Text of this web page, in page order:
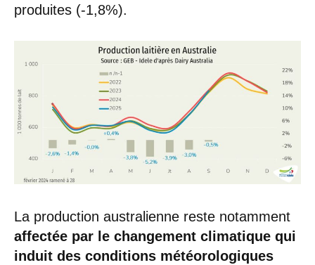
produites (-1,8%).
La production australienne reste notamment
affectée par le changement climatique qui
induit des conditions météorologiques